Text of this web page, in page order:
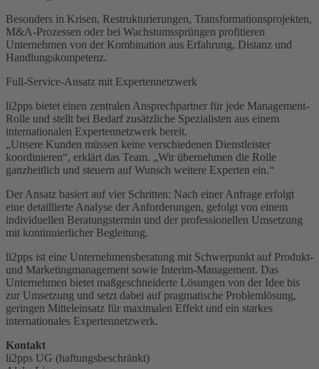
Besonders in Krisen, Restrukturierungen, Transformationsprojekten,
M&A-Prozessen oder bei Wachstumssprüngen profitieren
Unternehmen von der Kombination aus Erfahrung, Distanz und
Handlungskompetenz.
Full-Service-Ansatz mit Expertennetzwerk
li2pps bietet einen zentralen Ansprechpartner für jede Management-
Rolle und stellt bei Bedarf zusätzliche Spezialisten aus einem
internationalen Expertennetzwerk bereit.
„Unsere Kunden müssen keine verschiedenen Dienstleister
koordinieren“, erklärt das Team. „Wir übernehmen die Rolle
ganzheitlich und steuern auf Wunsch weitere Experten ein.“
Der Ansatz basiert auf vier Schritten: Nach einer Anfrage erfolgt
eine detaillierte Analyse der Anforderungen, gefolgt von einem
individuellen Beratungstermin und der professionellen Umsetzung
mit kontinuierlicher Begleitung.
li2pps ist eine Unternehmensberatung mit Schwerpunkt auf Produkt-
und Marketingmanagement sowie Interim-Management. Das
Unternehmen bietet maßgeschneiderte Lösungen von der Idee bis
zur Umsetzung und setzt dabei auf pragmatische Problemlösung,
geringen Mitteleinsatz für maximalen Effekt und ein starkes
internationales Expertennetzwerk.
Kontakt
li2pps UG (haftungsbeschränkt)